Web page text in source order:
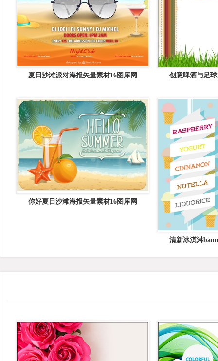
夏日沙滩派对海报矢量素材16图库网 创意啤酒与足
你好夏日沙滩海报矢量素材16图库网
清新冰淇淋